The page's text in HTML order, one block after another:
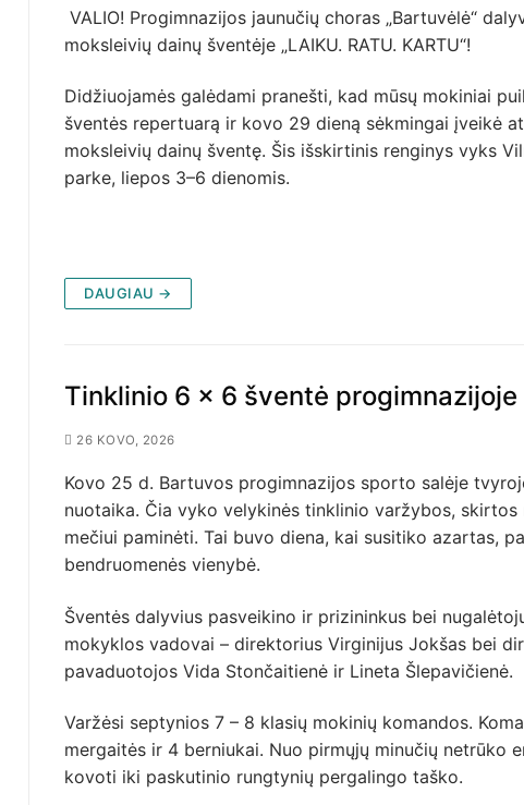
VALIO! Progimnazijos jaunučių choras „Bartuvėlė“
moksleivių dainų šventėje „LAIKU. RATU. KARTU“!
Didžiuojamės galėdami pranešti, kad mūsų mokiniai
šventės repertuarą ir kovo 29 dieną sėkmingai įveikė
moksleivių dainų šventę. Šis išskirtinis renginys vyks
parke, liepos 3–6 dienomis.
DAUGIAU →
Tinklinio 6 x 6 šventė progimnazijoje
26 KOVO, 2026
Kovo 25 d. Bartuvos progimnazijos sporto salėje
nuotaika. Čia vyko velykinės tinklinio varžybos,
mečiui paminėti. Tai buvo diena, kai susitiko azartas,
bendruomenės vienybė.
Šventės dalyvius pasveikino ir prizininkus bei
mokyklos vadovai – direktorius Virginijus Jokšas bei
pavaduotojos Vida Stončaitienė ir Lineta Šlepavičienė.
Varžėsi septynios 7 – 8 klasių mokinių komandos.
mergaitės ir 4 berniukai. Nuo pirmųjų minučių netrūko
kovoti iki paskutinio rungtynių pergalingo taško.